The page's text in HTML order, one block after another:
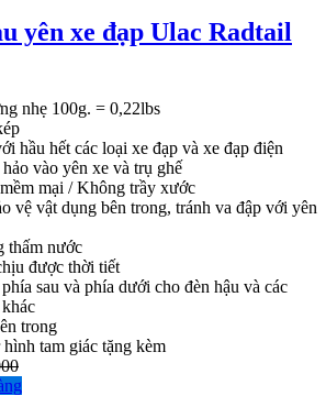
yên xe đạp Ulac Radtail
nhẹ 100g. = 0,22lbs
hầu hết các loại xe đạp và xe đạp điện
vào yên xe và trụ ghế
mại / Không trầy xước
vệ vật dụng bên trong, tránh va đập với yên
thấm nước
được thời tiết
sau và phía dưới cho đèn hậu và các
trong
tam giác tặng kèm